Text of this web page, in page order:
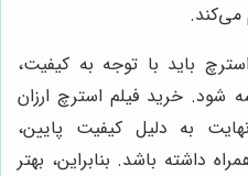
می‌کند.
باید با توجه به کیفیت،
شود. خرید فیلم استرچ ارزان
به دلیل کیفیت پایین،
داشته باشد. بنابراین، بهتر